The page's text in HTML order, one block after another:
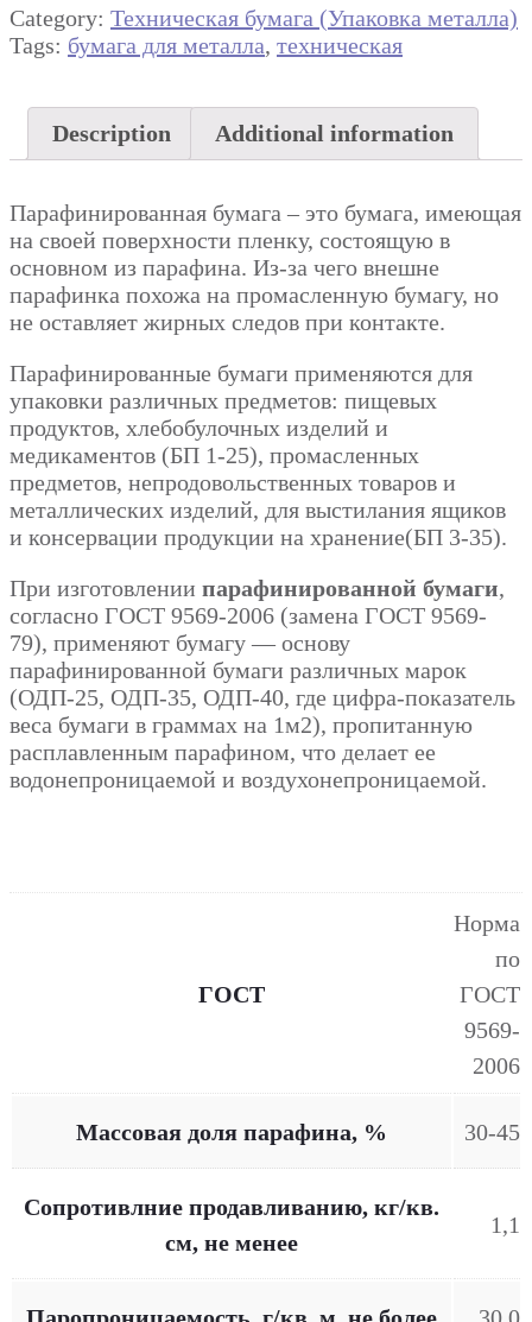
35
quantity
Category: Техническая бумага (Упаковка металла)
Tags: бумага для металла, техническая
Description Additional information
Парафинированная бумага – это бумага, имеющая
на своей поверхности пленку, состоящую в
основном из парафина. Из-за чего внешне
парафинка похожа на промасленную бумагу, но
не оставляет жирных следов при контакте.
Парафинированные бумаги применяются для
упаковки различных предметов: пищевых
продуктов, хлебобулочных изделий и
медикаментов (БП 1-25), промасленных
предметов, непродовольственных товаров и
металлических изделий, для выстилания ящиков
и консервации продукции на хранение(БП 3-35).
При изготовлении парафинированной бумаги,
согласно ГОСТ 9569-2006 (замена ГОСТ 9569-
79), применяют бумагу — основу
парафинированной бумаги различных марок
(ОДП-25, ОДП-35, ОДП-40, где цифра-показатель
веса бумаги в граммах на 1м2), пропитанную
расплавленным парафином, что делает ее
водонепроницаемой и воздухонепроницаемой.
ГОСТ
Норма
по
ГОСТ
9569-
2006
Массовая доля парафина, % 30-45
Сопротивлние продавливанию, кг/кв.
см, не менее
1,1